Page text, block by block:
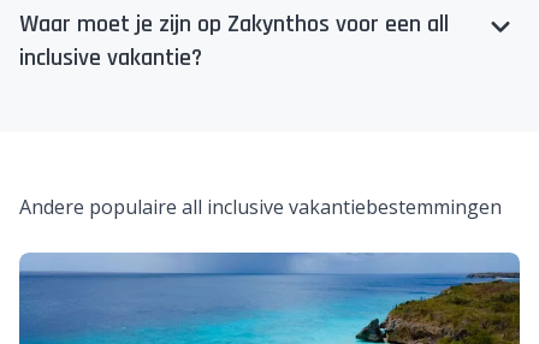
Waar moet je zijn op Zakynthos voor een all
inclusive vakantie?
Andere populaire all inclusive vakantiebestemmingen